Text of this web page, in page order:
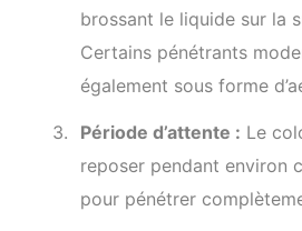
brossant le liquide sur la
Certains pénétrants
également sous forme
Période d’attente : Le
reposer pendant environ
pour pénétrer